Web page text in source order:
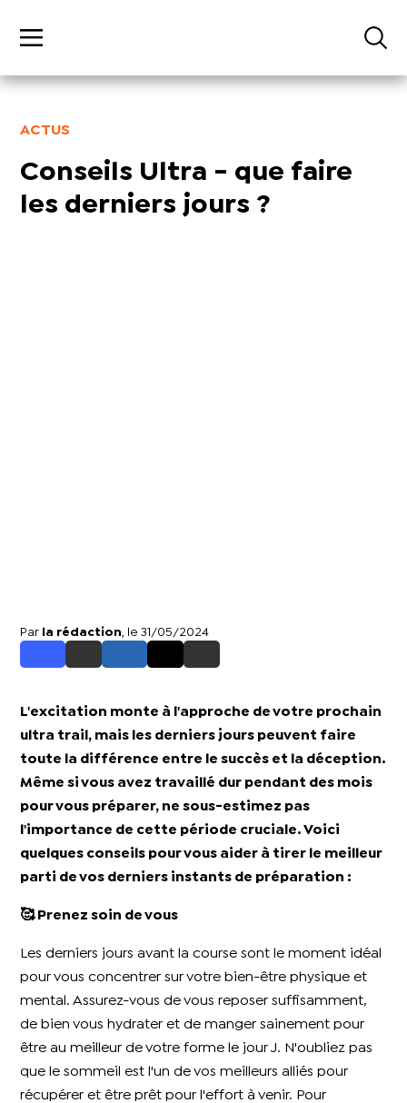
ACTUS
Conseils Ultra - que faire
les derniers jours ?
Par la rédaction , le 31/05/2024
L'excitation monte à l'approche de votre prochain
ultra trail, mais les derniers jours peuvent faire
toute la différence entre le succès et la déception.
Même si vous avez travaillé dur pendant des mois
pour vous préparer, ne sous-estimez pas
l'importance de cette période cruciale. Voici
quelques conseils pour vous aider à tirer le meilleur
parti de vos derniers instants de préparation :
🥰 Prenez soin de vous
Les derniers jours avant la course sont le moment idéal
pour vous concentrer sur votre bien-être physique et
mental. Assurez-vous de vous reposer suffisamment,
de bien vous hydrater et de manger sainement pour
être au meilleur de votre forme le jour J. N'oubliez pas
que le sommeil est l'un de vos meilleurs alliés pour
récupérer et être prêt pour l'effort à venir. Pour